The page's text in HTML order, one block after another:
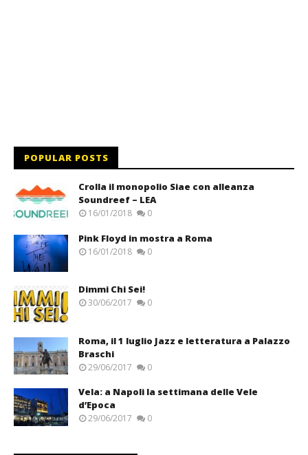
POPULAR POSTS
Crolla il monopolio Siae con alleanza
Soundreef – LEA
16/01/2018 0
Pink Floyd in mostra a Roma
16/01/2018 0
Dimmi Chi Sei!
30/06/2017 0
Roma, il 1 luglio Jazz e letteratura a Palazzo
Braschi
29/06/2017 0
Vela: a Napoli la settimana delle Vele
d’Epoca
29/06/2017 0